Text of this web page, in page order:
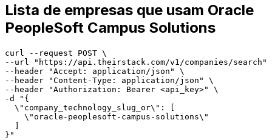
Lista de empresas que usam Oracle
PeopleSoft Campus Solutions
curl --request POST \
--url "https://api.theirstack.com/v1/companies/search"
--header "Accept: application/json" \
--header "Content-Type: application/json" \
--header "Authorization: Bearer <api_key>" \
-d "{
  \"company_technology_slug_or\": [
    \"oracle-peoplesoft-campus-solutions\"
  ]
}"